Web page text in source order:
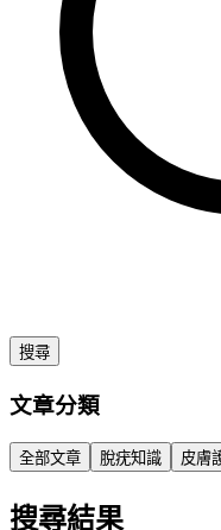
搜尋
文章分類
全部文章 脫疣知識 皮膚
搜尋結果